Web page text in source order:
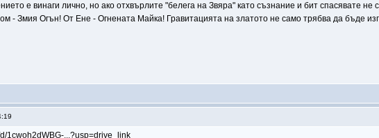
е винаги лично, но ако отхвърлите "белега на Звяра" като съзнание и бит спасявате
- Змия Огън! От Ене - Огнената Майка! Гравитацията на златото не само трябва да бъде
1cwoh2dWBG-...?usp=drive_link